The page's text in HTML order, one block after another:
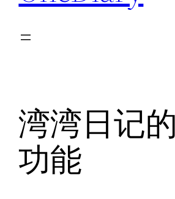
湾湾日记
功能